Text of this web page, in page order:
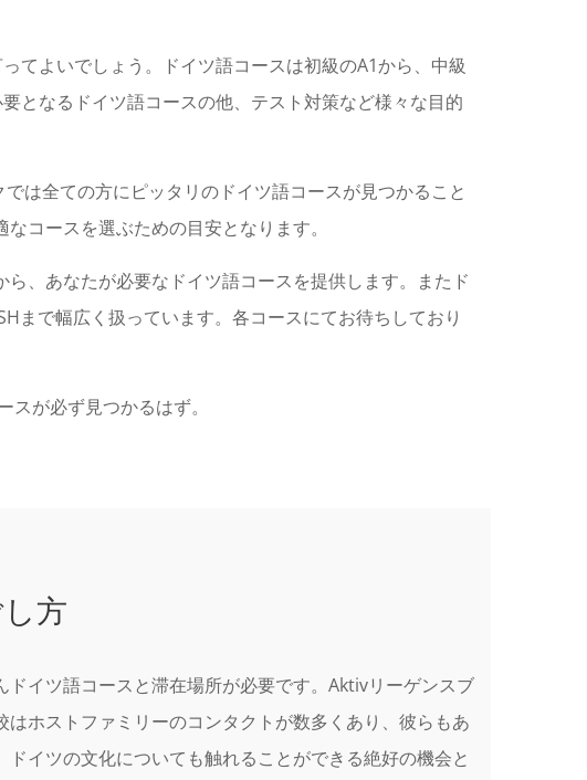
てよいでしょう。ドイツ語コースは初級のA1から、中級
となるドイツ語コースの他、テスト対策など様々な目的
は全ての方にピッタリのドイツ語コースが見つかること
コースを選ぶための目安となります。
、あなたが必要なドイツ語コースを提供します。またド
で幅広く扱っています。各コースにてお待ちしており
が必ず見つかるはず。
方
イツ語コースと滞在場所が必要です。Aktivリーゲンスブ
ホストファミリーのコンタクトが数多くあり、彼らもあ
イツの文化についても触れることができる絶好の機会と